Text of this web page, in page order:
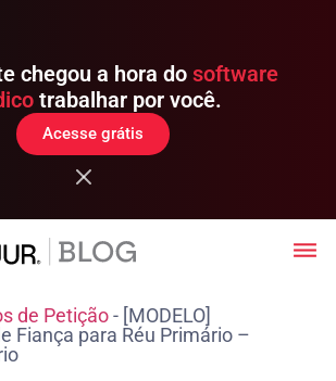
chegou a hora do software
trabalhar por você.
Acesse grátis
de Petição- [MODELO]
Fiança para Réu Primário –